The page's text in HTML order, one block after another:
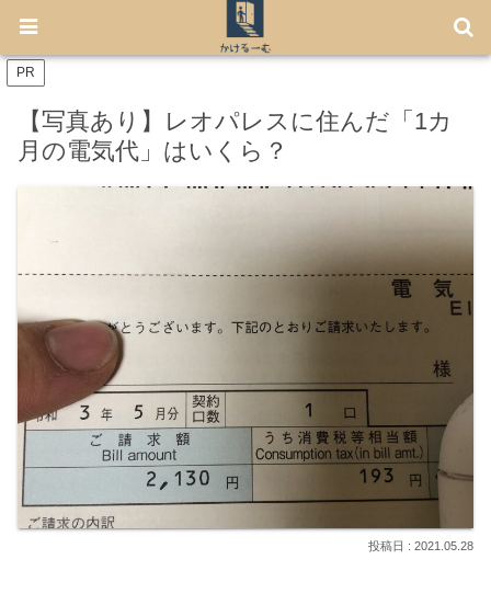
【7月から免許不要に！】電動キックボード「LUUP」の始め方
PR
【写真あり】レオパレスに住んだ「1カ
月の電気代」はいくら？
2021.05.28